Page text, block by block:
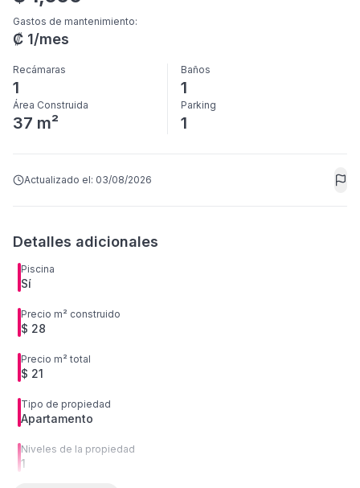
Gastos de mantenimiento:
₡ 1/mes
Recámaras
1
Baños
1
Área Construida
37 m²
Parking
1
Actualizado el: 03/08/2026
Detalles adicionales
Piscina
Sí
Precio m² construido
$ 28
Precio m² total
$ 21
Tipo de propiedad
Apartamento
Niveles de la propiedad
1